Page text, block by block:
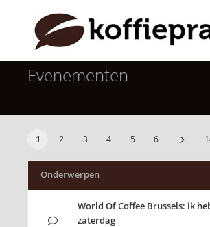
Evenementen
1 2 3 4 5 6
Onderwerpen
World Of Coffee Brussels: ik
zaterdag